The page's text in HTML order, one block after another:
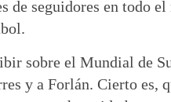
de seguidores en todo
sobre el Mundial de
y a Forlán. Cierto es,